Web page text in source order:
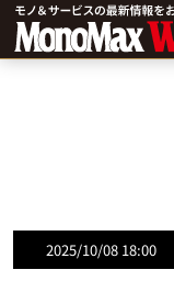
2025/10/08 18:00